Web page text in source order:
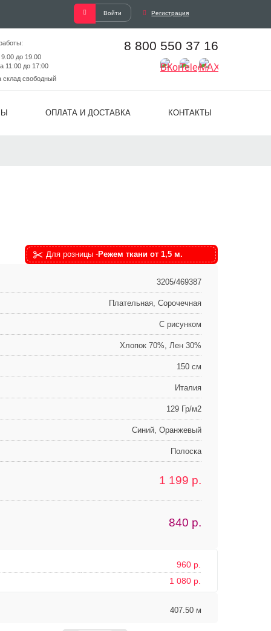
Войти Регистрация
до 19.00
11:00 до 17:00
склад свободный
8 800 550 37 16
ОПЛАТА И ДОСТАВКА КОНТАКТЫ
Для розницы -Режем ткани от 1,5 м.
3205/469387
Плательная, Сорочечная
С рисунком
Хлопок 70%, Лен 30%
150 см
Италия
129 Гр/м2
Синий, Оранжевый
Полоска
1 199 р.
840 р.
960 р.
1 080 р.
407.50 м